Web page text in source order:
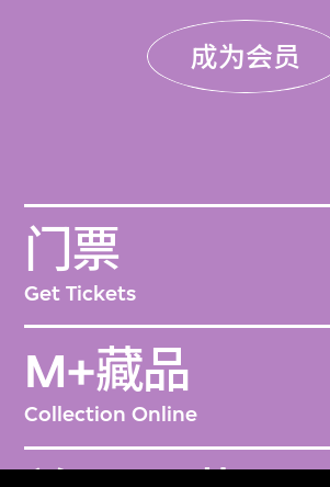
成为会员
门票
Get Tickets
M+藏品
Collection Online